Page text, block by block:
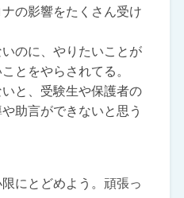
の影響をたくさん受け
のに、やりたいことが
とをやらされてる。
と、受験生や保護者の
助言ができないと思う
にとどめよう。頑張っ